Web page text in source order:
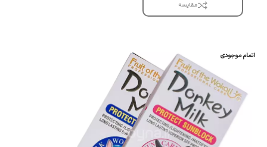
مقایسه
اتمام موجودی